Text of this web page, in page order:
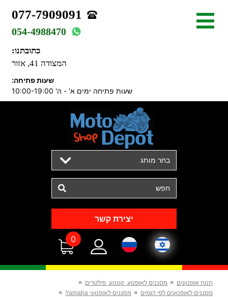
077-7909091
054-4988470
כתובתנו:
המצודה 41, אזור
שעות פתיחה:
שעות פתיחה ימים א' - ה' 10:00-19:00
בחר מותג
יצירת קשר
0
חנות אופנועים » מסננים לאופנוע, קטנוע, פילטרים »
מסננים לאופנועים לפי דגמים » מסננים לאופנועי Yamaha »